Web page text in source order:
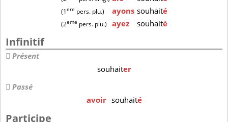
(1ere pers. plu.) ayons souhaité
(2eme pers. plu.) ayez souhaité
Infinitif
Présent
souhaiter
Passé
avoir souhaité
Participe